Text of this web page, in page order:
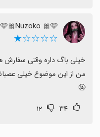
🩷🎀Nuzoko 🎀🩷
☆☆☆☆★
من از این موضوع خیلی
🤬
۳۴ ۱۲